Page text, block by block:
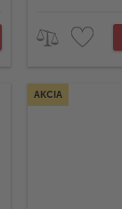
AKCIA